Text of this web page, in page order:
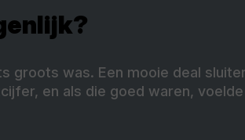
groots was. Een mooie deal
en als die goed waren,